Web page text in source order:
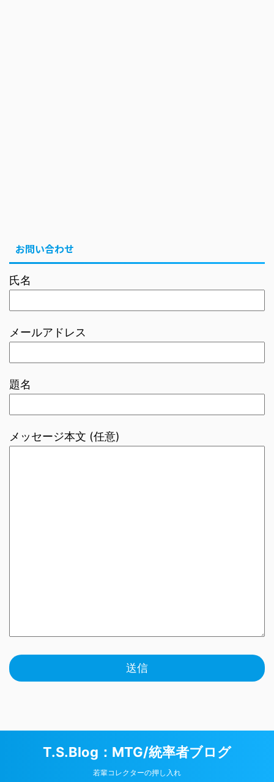
お問い合わせ
氏名
メールアドレス
題名
メッセージ本文 (任意)
T.S.Blog：MTG/統率者ブログ
若輩コレクターの押し入れ